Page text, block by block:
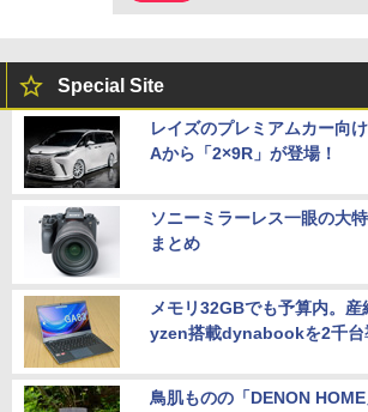
Special Site
レイズのプレミアムカー向
Aから「2×9R」が登場！
ソニーミラーレス一眼の大
まとめ
メモリ32GBでも予算内。
yzen搭載dynabookを2千台
鳥肌ものの「DENON